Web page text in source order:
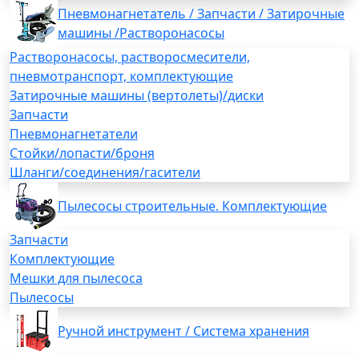
Пневмонагнетатель / Запчасти / Затирочные
машины /Растворонасосы
Растворонасосы, растворосмесители,
пневмотранспорт, комплектующие
Затирочные машины (вертолеты)/диски
Запчасти
Пневмонагнетатели
Стойки/лопасти/броня
Шланги/соединения/гасители
Пылесосы строительные. Комплектующие
Запчасти
Комплектующие
Мешки для пылесоса
Пылесосы
Ручной инструмент / Система хранения